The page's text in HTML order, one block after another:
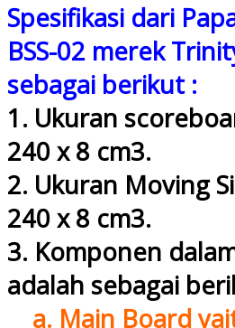
Spesifikasi dari
BSS-02 merek
sebagai berikut :
1. Ukuran
240 x 8 cm3.
2. Ukuran Moving
240 x 8 cm3.
3. Komponen
adalah sebagai
a. Main Board